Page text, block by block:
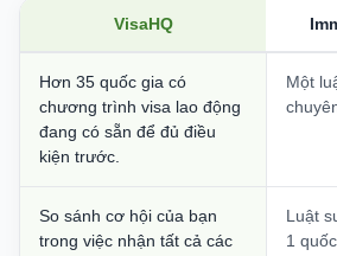
VisaHQ
Hơn 35 quốc gia có
chương trình visa lao động
đang có sẵn để đủ điều
kiện trước.
Một
So sánh cơ hội của bạn
trong việc nhận tất cả các
Luật
1